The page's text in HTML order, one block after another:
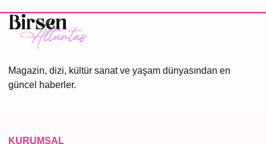
Magazin, dizi, kültür sanat ve yaşam dünyasından en
güncel haberler.
KURUMSAL